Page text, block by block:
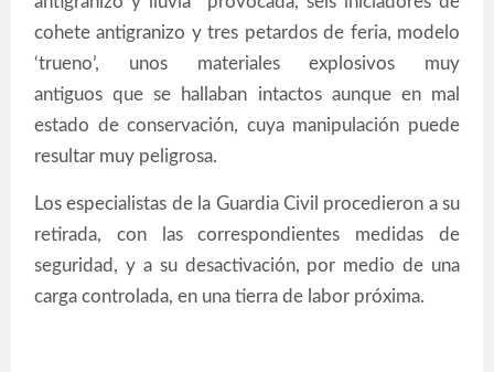
cohete antigranizo y tres petardos de feria, modelo
‘trueno’, unos materiales explosivos muy
antiguos que se hallaban intactos aunque en mal
estado de conservación, cuya manipulación puede
resultar muy peligrosa.
Los especialistas de la Guardia Civil procedieron a su
retirada, con las correspondientes medidas de
seguridad, y a su desactivación, por medio de una
carga controlada, en una tierra de labor próxima.